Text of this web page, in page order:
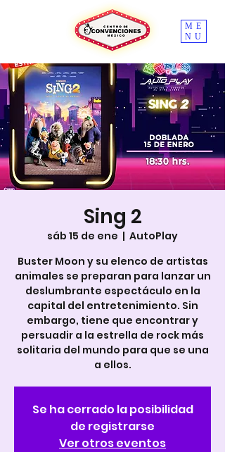
ME
NU
Sing 2
sáb 15 de ene
  |
AutoPlay
Buster Moon y su elenco de artistas
animales se preparan para lanzar un
deslumbrante espectáculo en la
capital del entretenimiento. Sin
embargo, tiene que encontrar y
persuadir a la estrella de rock más
solitaria del mundo para que se una
a ellos.
Se ha cerrado la posibilidad
de registrarse
Ver otros eventos